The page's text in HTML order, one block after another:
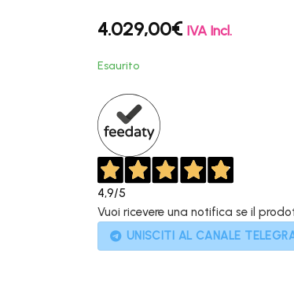
4.029,00€ IVA Incl.
Esaurito
4,9/5
Vuoi ricevere una notifica se il
UNISCITI AL CANALE